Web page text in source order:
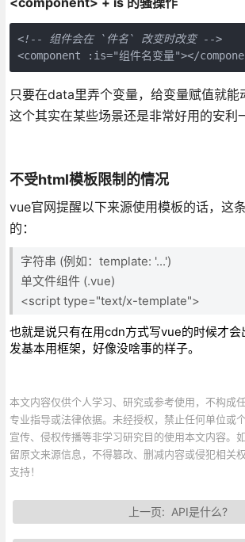
<!-- 组件会在 `件名` 改变时改变 -->
<component :is="组件名变量"></
只要在data里弄个变量，给变量赋值就能
这个其实在某些场景还是非常好用的安利
不受html模板限制的情况
vue官网提醒以下来源使用模板的话，这
的：
字符串 (例如：template: '...')
单文件组件 (.vue)
<script type="text/x-template">
也就是说只有在用cdn方式写vue的时候才会
发基本用框架，好像没啥事的样子。
本文内容仅供个人学习、研究或参考使用，不构成
专业指导或法律依据。未经授权，禁止任何单位或
宣传、侵权传播等非学习研究目的使用本文内容。
留原文来源信息，不得篡改、删减内容或侵犯相关
支持！
上一页: API是什么?